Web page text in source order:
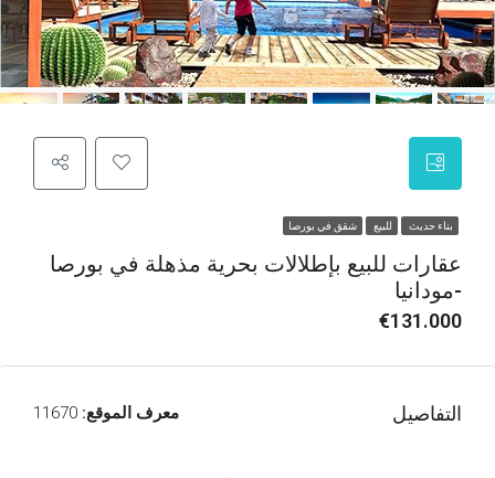
بناء حديث للبيع شقق في بورصا
عقارات للبيع بإطلالات بحرية مذهلة في بورصا
-مودانيا
€131.000
التفاصيل معرف الموقع: